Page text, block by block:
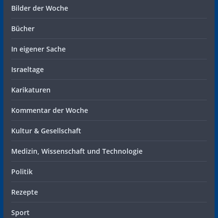
Bilder der Woche
Bücher
In eigener Sache
Israeltage
Karikaturen
Kommentar der Woche
Kultur & Gesellschaft
Medizin, Wissenschaft und Technologie
Politik
Rezepte
Sport